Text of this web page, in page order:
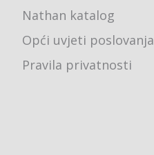
Nathan katalog
Opći uvjeti poslovanja
Pravila privatnosti